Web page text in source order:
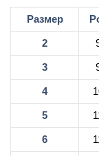
Размер
2
3
4
5
6